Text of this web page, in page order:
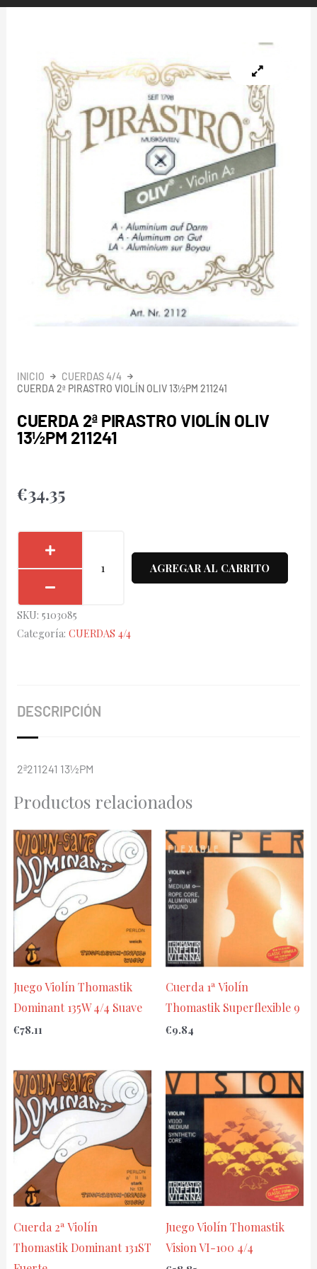
INICIO
CUERDAS 4/4
CUERDA 2ª PIRASTRO VIOLÍN OLIV 13½PM 211241
CUERDA 2ª PIRASTRO VIOLÍN OLIV
13½PM 211241
€34.35
13½Pm
AGREGAR AL CARRITO
SKU: 5103085
Categoría: CUERDAS 4/4
DESCRIPCIÓN
2ª211241 13½PM
Productos relacionados
Juego Violín Thomastik
Dominant 135W 4/4 Suave
€78.11
Cuerda 1ª Violín
Thomastik Superflexible 9
€9.84
Cuerda 2ª Violín
Thomastik Dominant 131ST
Juego Violín Thomastik
Vision VI-100 4/4